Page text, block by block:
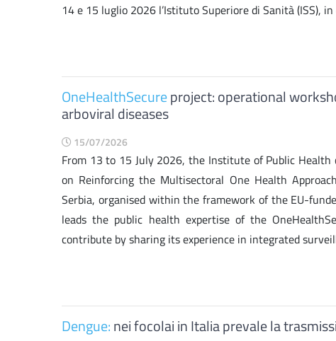
14 e 15 luglio 2026 l’Istituto Superiore di Sanità (ISS),
OneHealthSecureproject: operational
arboviral diseases
15/07/2026
From 13 to 15 July 2026, the Institute of Public
on Reinforcing the Multisectoral One Health
Serbia, organised within the framework of the EU-
leads the public health expertise of the
contribute by sharing its experience in integrated
Dengue:nei focolai in Italia prevale la